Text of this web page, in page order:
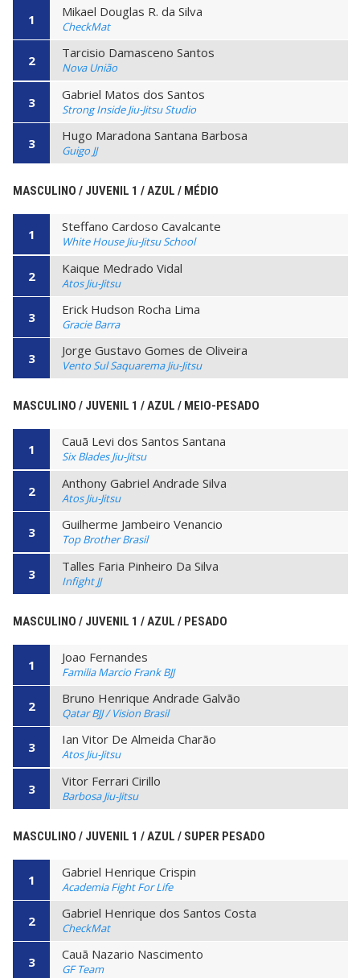
1 Mikael Douglas R. da Silva
CheckMat
2 Tarcisio Damasceno Santos
Nova União
3 Gabriel Matos dos Santos
Strong Inside Jiu-Jitsu Studio
3 Hugo Maradona Santana Barbosa
Guigo JJ
MASCULINO / JUVENIL 1 / AZUL / MÉDIO
1 Steffano Cardoso Cavalcante
White House Jiu-Jitsu School
2 Kaique Medrado Vidal
Atos Jiu-Jitsu
3 Erick Hudson Rocha Lima
Gracie Barra
3 Jorge Gustavo Gomes de Oliveira
Vento Sul Saquarema Jiu-Jitsu
MASCULINO / JUVENIL 1 / AZUL / MEIO-PESADO
1 Cauã Levi dos Santos Santana
Six Blades Jiu-Jitsu
2 Anthony Gabriel Andrade Silva
Atos Jiu-Jitsu
3 Guilherme Jambeiro Venancio
Top Brother Brasil
3 Talles Faria Pinheiro Da Silva
Infight JJ
MASCULINO / JUVENIL 1 / AZUL / PESADO
1 Joao Fernandes
Familia Marcio Frank BJJ
2 Bruno Henrique Andrade Galvão
Qatar BJJ / Vision Brasil
3 Ian Vitor De Almeida Charão
Atos Jiu-Jitsu
3 Vitor Ferrari Cirillo
Barbosa Jiu-Jitsu
MASCULINO / JUVENIL 1 / AZUL / SUPER PESADO
1 Gabriel Henrique Crispin
Academia Fight For Life
2 Gabriel Henrique dos Santos Costa
CheckMat
3 Cauã Nazario Nascimento
GF Team